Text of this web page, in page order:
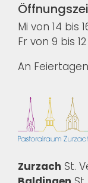
Mi von 14 bis
Fr von 9 bis
An
Zurzach St.